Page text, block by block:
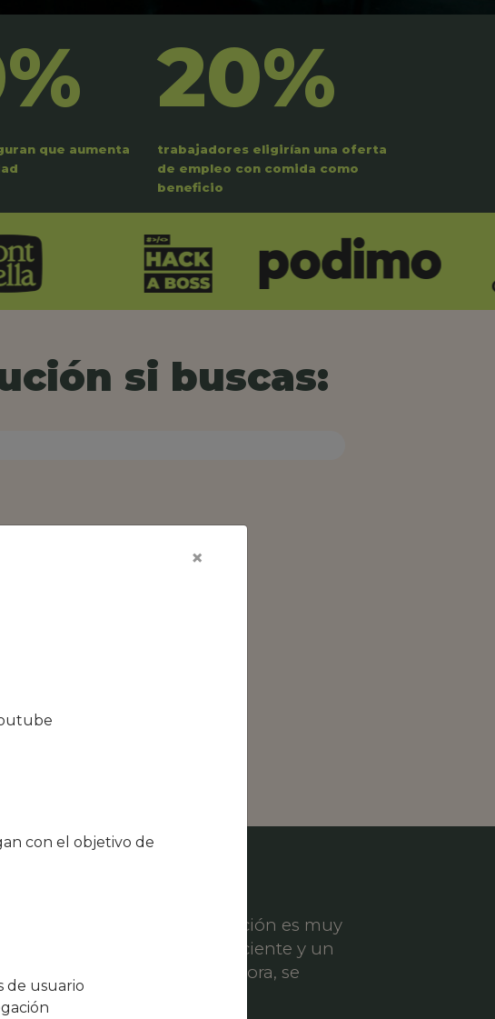
que aumenta
20%
trabajadores eligirían una oferta
de empleo con comida como
beneficio
si buscas:
servicio, el nivel de satisfacción es muy
Peter ofrece un servicio eficiente y un
a cualquier solicitud de mejora, se
y profesionalidad.
×
con el objetivo de
de usuario